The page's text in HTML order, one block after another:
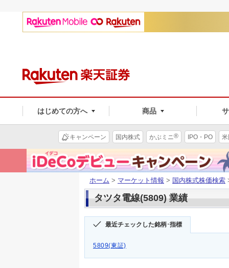
はじめての方へ 商品
キャンペーン 国内株式 かぶミニ® IPO・PO
ホーム > マーケット情報 > 国内株式株価検索
タツタ電線(5809) 業績
最近チェックした銘柄･指標
5809(東証)